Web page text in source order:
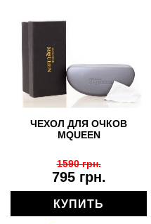
ЧЕХОЛ ДЛЯ ОЧКОВ
MQUEEN
795 грн.
1590 грн.
КУПИТЬ